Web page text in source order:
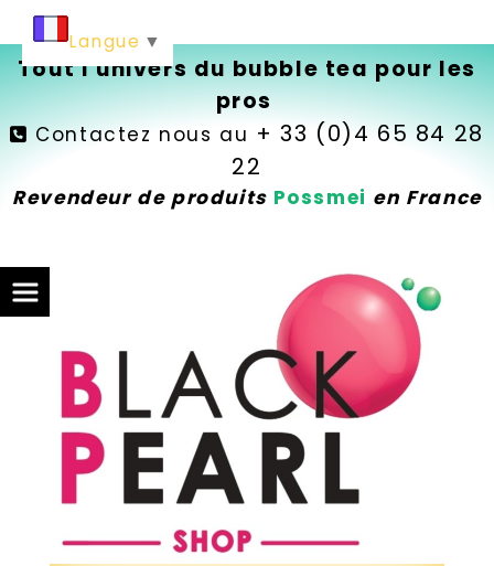
Tout l'univers du bubble tea pour les
pros
 Contactez nous au + 33 (0)4 65 84 28
22
Revendeur de produits Possmei en France
Langue ▼